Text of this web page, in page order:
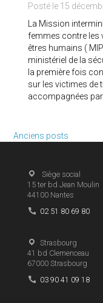
Posté le 15
La Mission
femmes contre les
êtres humains (
ministériel de la
la première fois
sur les victimes de
accompagnées
Anciens posts
Siège social
15 ter bd Jean Moulin
44100 Nantes
02 51 80 69 80
Strasbourg
41 bd Clemenceau
67000 Strasbourg
03 90 41 09 18